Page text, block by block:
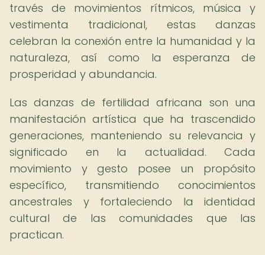
través de movimientos rítmicos, música y
vestimenta tradicional, estas danzas
celebran la conexión entre la humanidad y la
naturaleza, así como la esperanza de
prosperidad y abundancia.
Las danzas de fertilidad africana son una
manifestación artística que ha trascendido
generaciones, manteniendo su relevancia y
significado en la actualidad. Cada
movimiento y gesto posee un propósito
específico, transmitiendo conocimientos
ancestrales y fortaleciendo la identidad
cultural de las comunidades que las
practican.